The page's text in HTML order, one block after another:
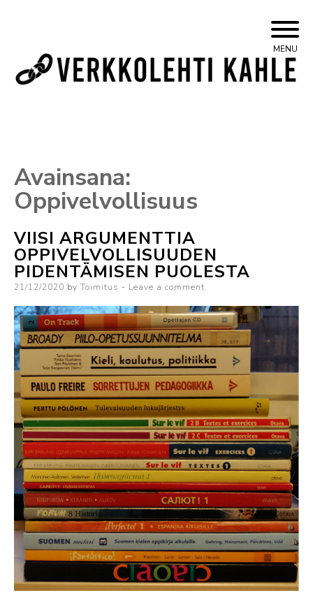
to
content
Kahle MENU
Avainsana:
Oppivelvollisuus
VIISI ARGUMENTTIA
OPPIVELVOLLISUUDEN
PIDENTÄMISEN PUOLESTA
Posted
21/12/2020 by Toimitus Leave a comment